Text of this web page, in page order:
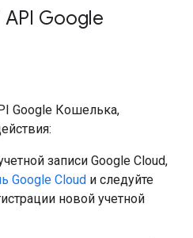
API Google
Google Кошелька,
записи Google Cloud,
Google Cloud и следуйте
новой учетной